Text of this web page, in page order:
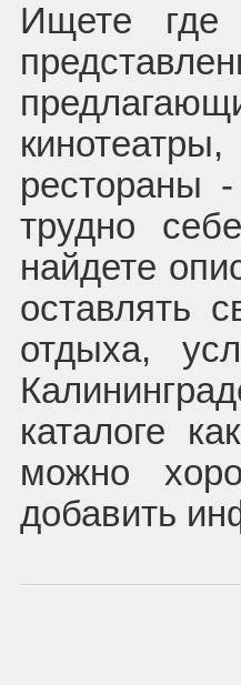
Ищете где
рестораны
трудно
найдете
оставлять
отдыха,
каталоге
можно
добавить